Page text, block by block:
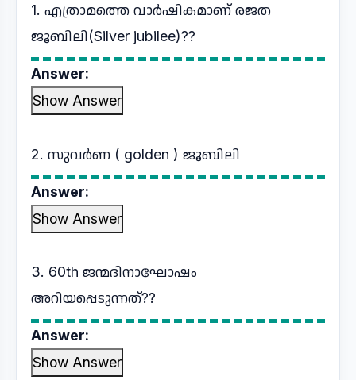
1. എത്രാമത്തെ വാർഷികമാണ് രജത
ജൂബിലി(Silver jubilee)??
Answer:
Show Answer
2. സുവർണ ( golden ) ജൂബിലി
Answer:
Show Answer
3. 60th ജന്മദിനാഘോഷം
അറിയപ്പെടുന്നത്??
Answer:
Show Answer